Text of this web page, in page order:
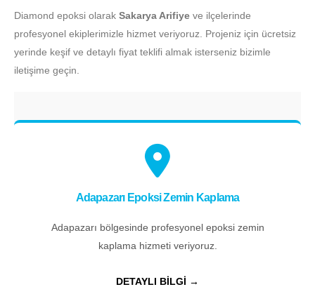
Diamond epoksi olarak Sakarya Arifiye ve ilçelerinde
profesyonel ekiplerimizle hizmet veriyoruz. Projeniz için ücretsiz
yerinde keşif ve detaylı fiyat teklifi almak isterseniz bizimle
iletişime geçin.
Adapazarı Epoksi Zemin Kaplama
Adapazarı bölgesinde profesyonel epoksi zemin
kaplama hizmeti veriyoruz.
DETAYLI BİLGİ →